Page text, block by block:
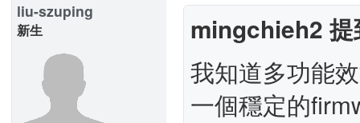
liu-szuping
新生
mingchieh2
我知道多功能
一個穩定的